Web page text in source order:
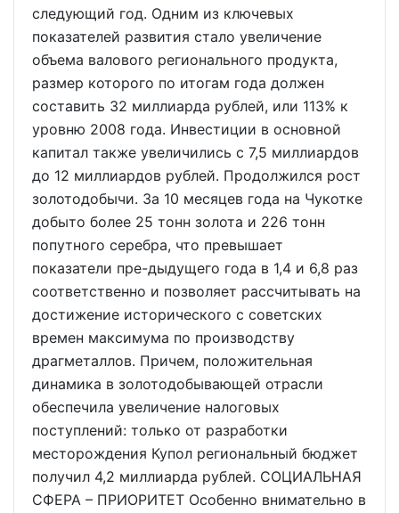
следующий год. Одним из ключевых
показателей развития стало увеличение
объема валового регионального продукта,
размер которого по итогам года должен
составить 32 миллиарда рублей, или 113% к
уровню 2008 года. Инвестиции в основной
капитал также увеличились с 7,5 миллиардов
до 12 миллиардов рублей. Продолжился рост
золотодобычи. За 10 месяцев года на Чукотке
добыто более 25 тонн золота и 226 тонн
попутного серебра, что превышает
показатели пре-дыдущего года в 1,4 и 6,8 раз
соответственно и позволяет рассчитывать на
достижение исторического с советских
времен максимума по производству
драгметаллов. Причем, положительная
динамика в золотодобывающей отрасли
обеспечила увеличение налоговых
поступлений: только от разработки
месторождения Купол региональный бюджет
получил 4,2 миллиарда рублей. СОЦИАЛЬНАЯ
СФЕРА – ПРИОРИТЕТ Особенно внимательно в